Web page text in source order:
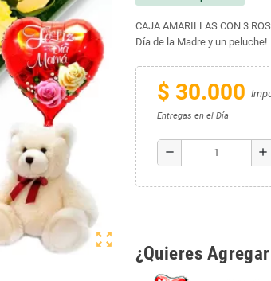
zoom_out_map
CAJA AMARILLAS CON 3
Día de la Madre y un peluche!
$ 30.000
Entregas en el Día
remove add
¿Quieres